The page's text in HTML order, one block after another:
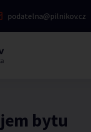
podatelna@pilnikov.cz
bytu